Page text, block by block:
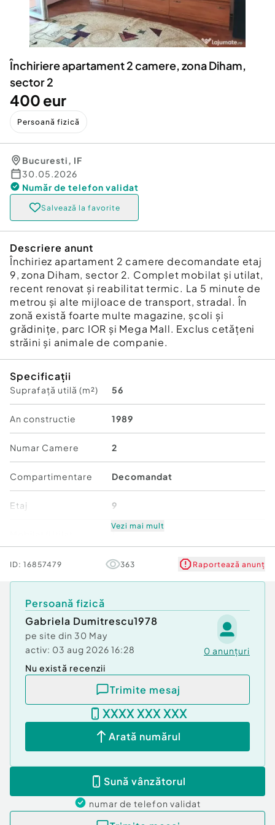
Servicii
Animale de companie
Afaceri și echipamente profesionale
Inchiriere Bunuri si Vehicule
Utilaje agricole si industriale
Piese auto si accesorii
Dacia Duster
Închiriere apartament 2 camere, zona Diham,
sector 2
400 eur
Persoană fizică
Bucuresti, IF
30.05.2026
Număr de telefon validat
Salvează la favorite
Descriere anunt
Închiriez apartament 2 camere decomandate etaj
9, zona Diham, sector 2. Complet mobilat și utilat,
recent renovat și reabilitat termic. La 5 minute de
metrou și alte mijloace de transport, stradal. În
zonă există foarte multe magazine, școli și
grădinițe, parc IOR și Mega Mall. Exclus cetățeni
străini și animale de companie.
Specificații
Suprafață utilă (m²) 56
An constructie 1989
Numar Camere 2
Compartimentare Decomandat
Etaj 9
Stare Renovată
Număr niveluri imobil 9
Tip imobil Bloc de apartamente
Vezi mai mult
ID: 16857479 363 Raportează anunț
Persoană fizică
Gabriela Dumitrescu1978
pe site din 30 May
activ: 03 aug 2026 16:28 0 anunțuri
Nu există recenzii
Trimite mesaj
XXXX XXX XXX
Arată numărul
Sună vânzătorul
numar de telefon validat